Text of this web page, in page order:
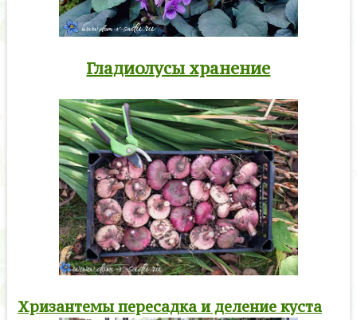
Гладиолусы хранение
Хризантемы пересадка и деление куста